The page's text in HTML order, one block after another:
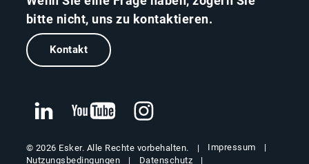
bitte nicht, uns zu kontaktieren.
Kontakt
© 2026 Esker. Alle Rechte vorbehalten.
Impressum
Nutzungsbedingungen
Datenschutz